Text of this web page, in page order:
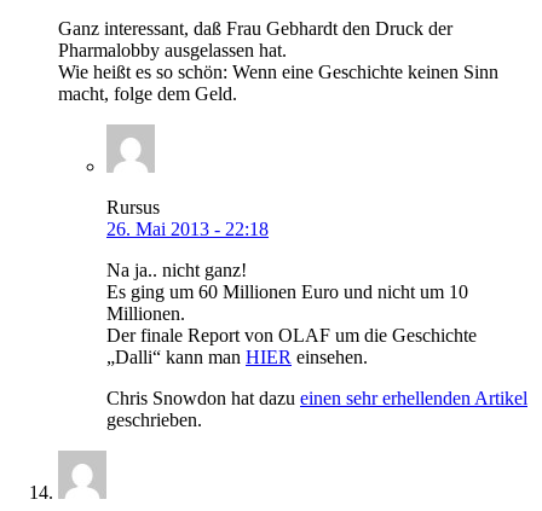
Ganz interessant, daß Frau Gebhardt den Druck der
Pharmalobby ausgelassen hat.
Wie heißt es so schön: Wenn eine Geschichte keinen Sinn
macht, folge dem Geld.
Rursus
26. Mai 2013 - 22:18
Na ja.. nicht ganz!
Es ging um 60 Millionen Euro und nicht um 10
Millionen.
Der finale Report von OLAF um die Geschichte
„Dalli“ kann man HIER einsehen.
Chris Snowdon hat dazu einen sehr erhellenden Artikel
geschrieben.